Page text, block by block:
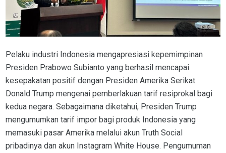
Pelaku industri Indonesia mengapresiasi kepemimpinan
Presiden Prabowo Subianto yang berhasil mencapai
kesepakatan positif dengan Presiden Amerika Serikat
Donald Trump mengenai pemberlakuan tarif resiprokal bagi
kedua negara. Sebagaimana diketahui, Presiden Trump
mengumumkan tarif impor bagi produk Indonesia yang
memasuki pasar Amerika melalui akun Truth Social
pribadinya dan akun Instagram White House. Pengumuman